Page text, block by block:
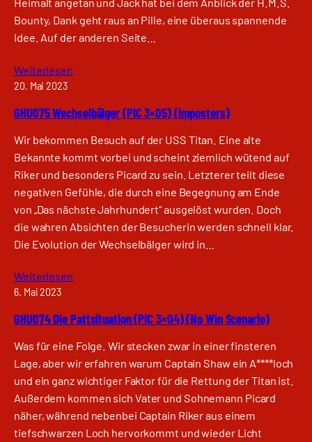
Heimalt angetan und Jack hat bei dem Anblick der H.M.S.
Bounty, Dank geht raus an Pille, eine überaus spannende
Idee. Auf der anderen Seite…
Weiterlesen
20. Mai 2023
GHU075 Wechselbälger (PIC 3×05) (Imposters)
Wir bekommen Besuch auf der USS Titan. Eine alte
Bekannte kommt vorbei und scheint ziemlich wütend auf
Riker und besonders Picard zu sein. Letzterer teilt diese
negativen Gefühle, die durch eine Begegnung am Ende
von „Das nächste Jahrhundert“ ausgelöst wurden. Doch
die wahren Absichten der Besucherin werden schnell klar.
Die Evolution der Wechselbälger wird in…
Weiterlesen
6. Mai 2023
GHU074 Die Pattsituation (PIC 3×04) (No Win Scenario)
Was für eine Folge. Wir stecken zwar in einer finsteren
Lage, aber wir erfahren warum Captain Shaw ein A****loch
und ein ganz wichtiger Faktor für die Rettung der Titan ist.
Außerdem kommen sich Vater und Sohnemann Picard
näher, während nebenbei Captain Riker aus einem
tiefschwarzen Loch hervorkommt und wieder Licht